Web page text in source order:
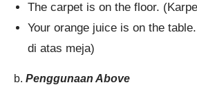
The carpet is on the floor.
Your orange juice is on the
di atas meja)
b. Penggunaan Above